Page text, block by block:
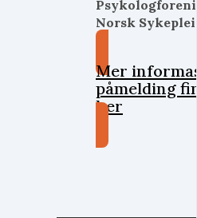
Norsk
Mer
påmelding
her